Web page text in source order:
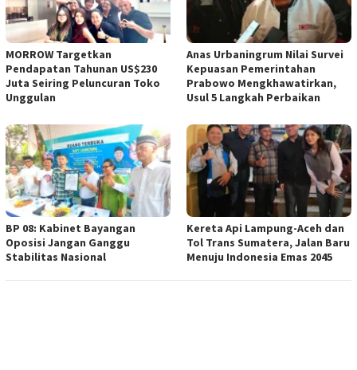
MORROW Targetkan
Pendapatan Tahunan US$230
Juta Seiring Peluncuran Toko
Unggulan
Anas Urbaningrum Nilai Survei
Kepuasan Pemerintahan
Prabowo Mengkhawatirkan,
Usul 5 Langkah Perbaikan
BP 08: Kabinet Bayangan
Oposisi Jangan Ganggu
Stabilitas Nasional
Kereta Api Lampung-Aceh dan
Tol Trans Sumatera, Jalan Baru
Menuju Indonesia Emas 2045